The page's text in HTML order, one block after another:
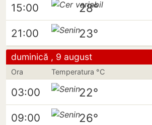
15:00 28°
21:00 23°
duminică , 9 august
Ora Temperatura °C
03:00 22°
09:00 26°